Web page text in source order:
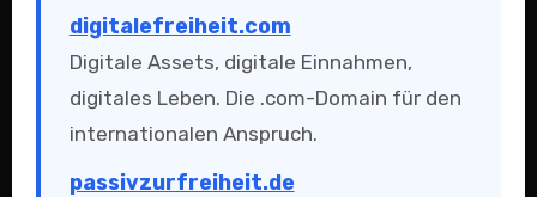
digitalefreiheit.com
Digitale Assets, digitale Einnahmen,
digitales Leben. Die .com-Domain für den
internationalen Anspruch.
passivzurfreiheit.de